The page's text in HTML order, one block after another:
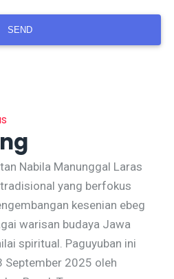
Nabila Manunggal Laras
yang berfokus
kesenian ebeg
warisan budaya Jawa
spiritual. Paguyuban ini
September 2025 oleh